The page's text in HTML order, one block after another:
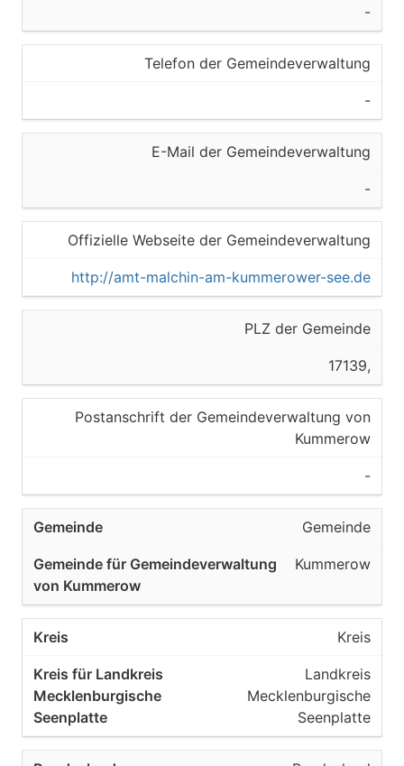
-
Telefon der Gemeindeverwaltung
-
E-Mail der Gemeindeverwaltung
-
Offizielle Webseite der Gemeindeverwaltung
http://amt-malchin-am-kummerower-see.de
PLZ der Gemeinde
17139,
Postanschrift der Gemeindeverwaltung von
Kummerow
-
Gemeinde
Kummerow
Kreis
Landkreis
Mecklenburgische
Seenplatte